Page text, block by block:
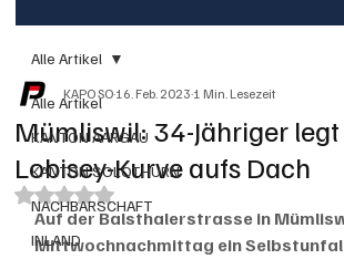
Alle Artikel
KANTON AARGAU
KANTON SOLOTHURN
NACHBARSCHAFT
INLAND
Alle Artikel
Mümliswil: 34-Jähriger
Lobisey-Kurve aufs Dach
KAPO SO16. Feb. 20231 Min. Lesezeit
Mit NaN von 5 Sternen bewertet.
Auf der Balsthalerstrasse in
Mittwochnachmittag ein